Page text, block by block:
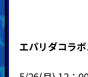
エパリダコラ